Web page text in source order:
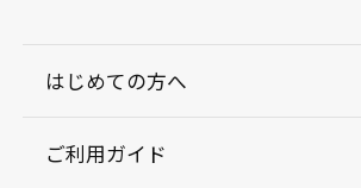
はじめての方へ
ご利用ガイド